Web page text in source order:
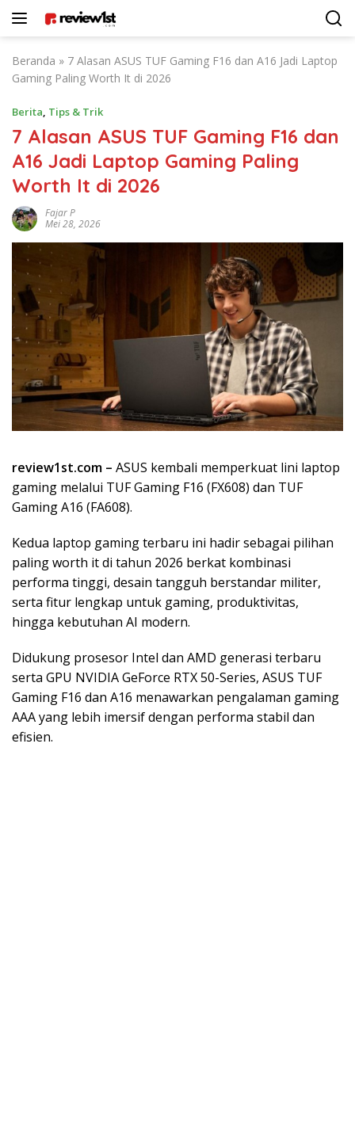
Beranda » 7 Alasan ASUS TUF Gaming F16 dan A16 Jadi Laptop
Gaming Paling Worth It di 2026
Berita, Tips & Trik
7 Alasan ASUS TUF Gaming F16 dan
A16 Jadi Laptop Gaming Paling
Worth It di 2026
Fajar P
Mei 28, 2026
review1st.com – ASUS kembali memperkuat lini laptop
gaming melalui TUF Gaming F16 (FX608) dan TUF
Gaming A16 (FA608).
Kedua laptop gaming terbaru ini hadir sebagai pilihan
paling worth it di tahun 2026 berkat kombinasi
performa tinggi, desain tangguh berstandar militer,
serta fitur lengkap untuk gaming, produktivitas,
hingga kebutuhan AI modern.
Didukung prosesor Intel dan AMD generasi terbaru
serta GPU NVIDIA GeForce RTX 50-Series, ASUS TUF
Gaming F16 dan A16 menawarkan pengalaman gaming
AAA yang lebih imersif dengan performa stabil dan
efisien.